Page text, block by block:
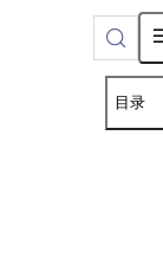
index is
目录